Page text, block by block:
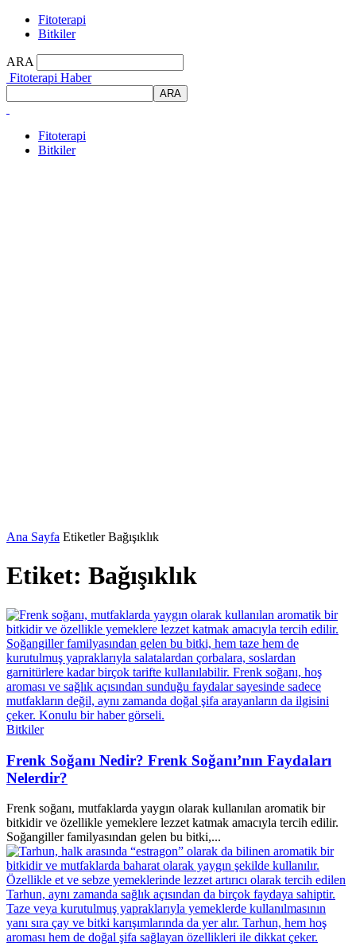
Fitoterapi
Bitkiler
ARA
Fitoterapi Haber
Fitoterapi
Bitkiler
Ana Sayfa Etiketler Bağışıklık
Etiket: Bağışıklık
Bitkiler
Frenk Soğanı Nedir? Frenk Soğanı’nın Faydaları
Nelerdir?
Frenk soğanı, mutfaklarda yaygın olarak kullanılan aromatik bir
bitkidir ve özellikle yemeklere lezzet katmak amacıyla tercih edilir.
Soğangiller familyasından gelen bu bitki,...